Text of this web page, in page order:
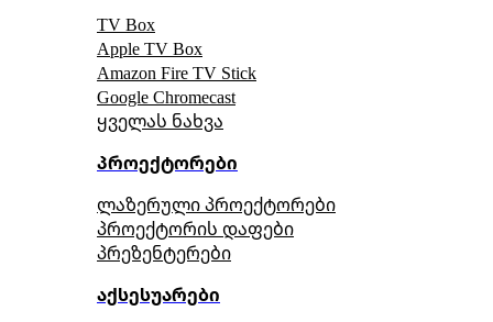
TV Box
Apple TV Box
Amazon Fire TV Stick
Google Chromecast
ყველას ნახვა
პროექტორები
ლაზერული პროექტორები
პროექტორის დაფები
პრეზენტერები
აქსესუარები